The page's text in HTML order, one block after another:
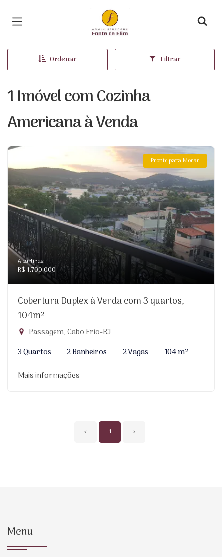
Página inicial
Ordenar Filtrar
1 Imóvel com Cozinha
Americana à Venda
Pronto para Morar
A partir de:
R$ 1.700.000
Cobertura Duplex à Venda com 3 quartos,
104m²
Passagem, Cabo Frio-RJ
3 Quartos
2 Banheiros 2 Vagas
104 m²
Mais informações
‹ 1 ›
Menu